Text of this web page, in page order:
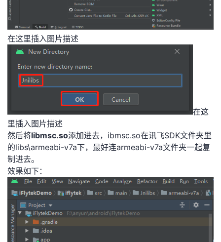
在这里插入图片描述
在这
里插入图片描述
然后将libmsc.so添加进去，ibmsc.so在讯飞SDK文件夹里
的libs\armeabi-v7a下，最好连armeabi-v7a文件夹一起复
制进去。
效果如下：